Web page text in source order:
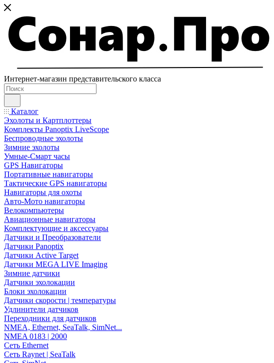
Интернет-магазин представительского класса
Каталог
Эхолоты и Картплоттеры
Комплекты Panoptix LiveScope
Беспроводные эхолоты
Зимние эхолоты
Умные-Смарт часы
GPS Навигаторы
Портативные навигаторы
Тактические GPS навигаторы
Навигаторы для охоты
Авто-Мото навигаторы
Велокомпьютеры
Авиационные навигаторы
Комплектующие и аксессуары
Датчики и Преобразователи
Датчики Panoptix
Датчики Active Target
Датчики MEGA LIVE Imaging
Зимние датчики
Датчики эхолокации
Блоки эхолокации
Датчики скорости | температуры
Удлинители датчиков
Переходники для датчиков
NMEA, Ethernet, SeaTalk, SimNet...
NMEA 0183 | 2000
Сеть Ethernet
Сеть Raynet | SeaTalk